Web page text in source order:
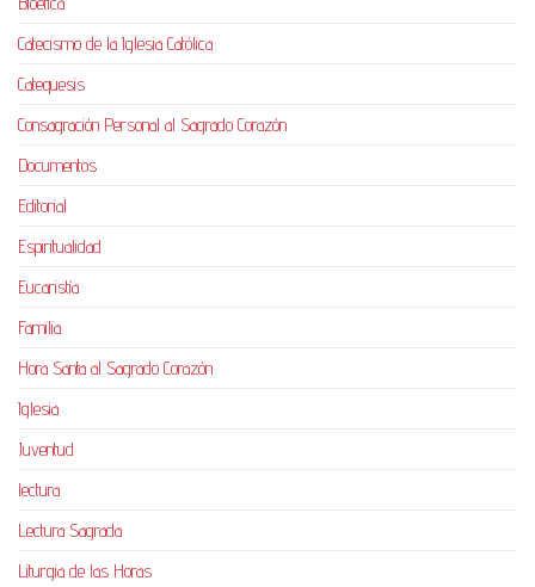
Catecismo de la Iglesia Católica
Catequesis
Consagración Personal al Sagrado Corazón
Documentos
Editorial
Espiritualidad
Eucaristía
Familia
Hora Santa al Sagrado Corazón
Iglesia
Juventud
lectura
Lectura Sagrada
Liturgia de las Horas